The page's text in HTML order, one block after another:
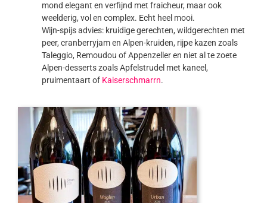
mond elegant en verfijnd met fraicheur, maar ook
weelderig, vol en complex. Echt heel mooi.
Wijn-spijs advies: kruidige gerechten, wildgerechten met
peer, cranberryjam en Alpen-kruiden, rijpe kazen zoals
Taleggio, Remoudou of Appenzeller en niet al te zoete
Alpen-desserts zoals Apfelstrudel met kaneel,
pruimentaart of Kaiserschmarrn.